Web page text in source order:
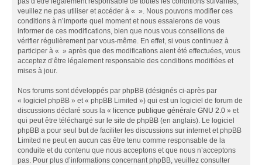
veuillez ne pas utiliser et accéder à « ». Nous pouvons modifier ces
conditions à n’importe quel moment et nous essaierons de vous
informer de ces modifications, bien que nous vous conseillons de
vérifier régulièrement par vous-même. En effet, si vous continuez à
participer à « » après que des modifications aient été effectuées, vous
acceptez d’être légalement responsable des conditions modifiées et
mises à jour.
Nos forums sont développés par phpBB (désignés ci-après par
« logiciel phpBB » et « phpBB Limited ») qui est un logiciel de forum de
discussions déclaré sous la « licence publique générale GNU 2.0 » et
qui peut être téléchargé sur le site de phpBB (en anglais). Le logiciel
phpBB a pour seul but de faciliter les discussions sur internet et phpBB
Limited ne peut en aucun cas être tenu comme responsable de la
conduite et du contenu que nous acceptons et que nous n’acceptons
pas. Pour plus d’informations concernant phpBB, veuillez consulter